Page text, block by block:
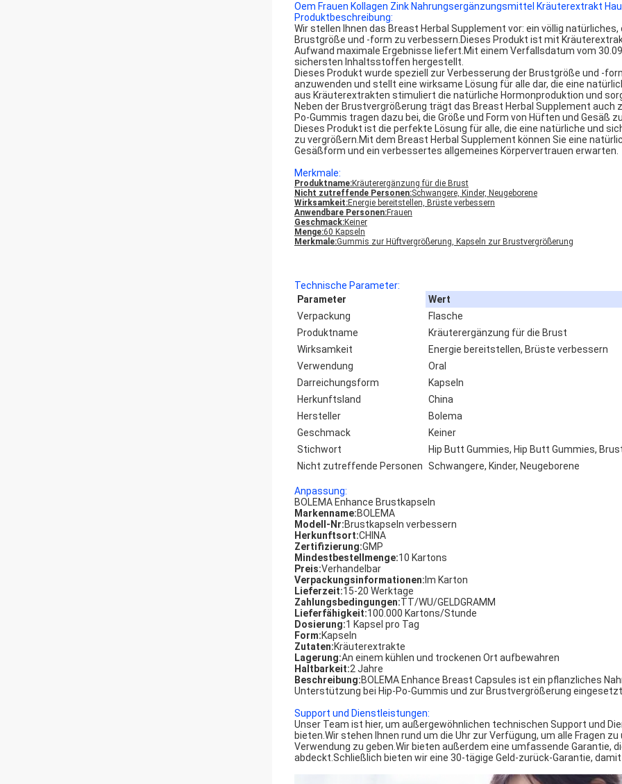
Oem Frauen Kollagen Zink Nahrungsergänzungsmittel Kräuterextrakt
Produktbeschreibung:
Wir stellen Ihnen das Breast Herbal Supplement vor: ein völlig
Brustgröße und -form zu verbessern.Dieses Produkt ist mit
Aufwand maximale Ergebnisse liefert.Mit einem Verfallsdatum vom
sichersten Inhaltsstoffen hergestellt.
Dieses Produkt wurde speziell zur Verbesserung der Brustgröße und -
anzuwenden und stellt eine wirksame Lösung für alle dar, die eine
aus Kräuterextrakten stimuliert die natürliche Hormonproduktion und
Neben der Brustvergrößerung trägt das Breast Herbal Supplement auch
Po-Gummis tragen dazu bei, die Größe und Form von Hüften und Gesäß
Dieses Produkt ist die perfekte Lösung für alle, die eine natürliche und
zu vergrößern.Mit dem Breast Herbal Supplement können Sie eine
Gesäßform und ein verbessertes allgemeines Körpervertrauen erwarten.
Merkmale:
Produktname:Kräuterergänzung für die Brust
Nicht zutreffende Personen:Schwangere, Kinder, Neugeborene
Wirksamkeit:Energie bereitstellen, Brüste verbessern
Anwendbare Personen:Frauen
Geschmack:Keiner
Menge:60 Kapseln
Merkmale:Gummis zur Hüftvergrößerung, Kapseln zur Brustvergrößerung
Technische Parameter:
Parameter
Wert
Verpackung
Flasche
Produktname
Kräuterergänzung für die Brust
Wirksamkeit
Energie bereitstellen, Brüste verbessern
Verwendung
Oral
Darreichungsform
Kapseln
Herkunftsland
China
Hersteller
Bolema
Geschmack
Keiner
Stichwort
Hip Butt Gummies, Hip Butt Gummies,
Nicht zutreffende Personen Schwangere, Kinder, Neugeborene
Anpassung:
BOLEMA Enhance Brustkapseln
Markenname:BOLEMA
Modell-Nr:Brustkapseln verbessern
Herkunftsort:CHINA
Zertifizierung:GMP
Mindestbestellmenge:10 Kartons
Preis:Verhandelbar
Verpackungsinformationen: Im Karton
Lieferzeit:15-20 Werktage
Zahlungsbedingungen:TT/WU/GELDGRAMM
Lieferfähigkeit:100.000 Kartons/Stunde
Dosierung:1 Kapsel pro Tag
Form:Kapseln
Zutaten:Kräuterextrakte
Lagerung:An einem kühlen und trockenen Ort aufbewahren
Haltbarkeit:2 Jahre
Beschreibung:BOLEMA Enhance Breast Capsules ist ein pflanzliches
Unterstützung bei Hip-Po-Gummis und zur Brustvergrößerung eingesetzt
Support und Dienstleistungen:
Unser Team ist hier, um außergewöhnlichen technischen Support und
bieten.Wir stehen Ihnen rund um die Uhr zur Verfügung, um alle Fragen
Verwendung zu geben.Wir bieten außerdem eine umfassende Garantie,
abdeckt.Schließlich bieten wir eine 30-tägige Geld-zurück-Garantie,